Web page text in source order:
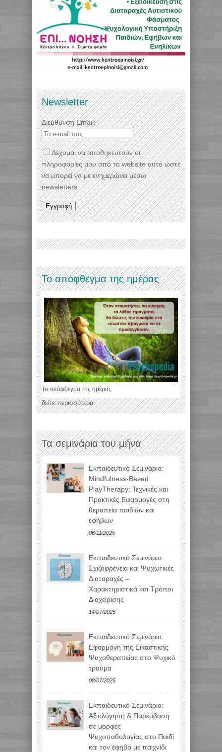
Newsletter
Διεύθυνση Email:
Δέχομαι να αποθηκευτούν οι
πληροφορίες μου από το website αυτό ώστε
να μπορεί να με ενημερώνει μέσω
newsletters
Το απόφθεγμα της ημέρας
Το απόφθεγμα της ημέρας
δείτε περισσότερα
Τα σεμινάρια του μήνα
Εκπαιδευτικό Σεμινάριο:
Mindfulness-Based
PlayTherapy: Τεχνικές και
Πρακτικές Εφαρμογές στη
θεραπεία παιδιών και
εφήβων
06/11/2025
Εκπαιδευτικό Σεμινάριο:
Σχιζοφρένεια και Ψυχωτικές
Διαταραχές –
Χαρακτηριστικά και Τρόποι
Διαχείρισης
14/07/2025
Εκπαιδευτικό Σεμινάριο:
Εφαρμογή της Εικαστικής
Ψυχοθεραπείας στο Ψυχικό
τραύμα
08/07/2025
Εκπαιδευτικό Σεμινάριο:
Αξιολόγηση & Παρέμβαση
σε μορφές
Ψυχοπαθολογίας στο Παιδί
και τον έφηβο με παιχνίδι